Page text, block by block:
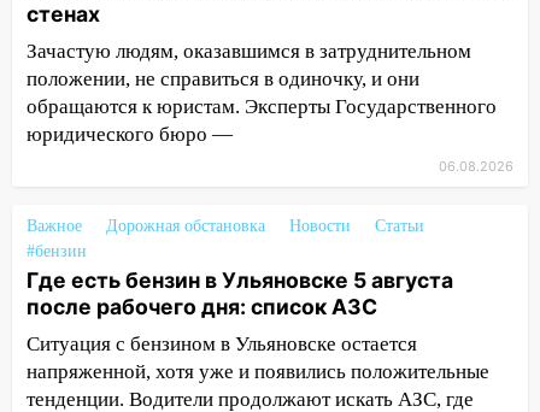
покровительство
15:32 На «кольце» кроссовер сбил 18-
летнего мопедиста
15:00 В Ульяновске после тройного ДТП
госпитализировали 25-летнего байкера
надвигается жара
14:08
Пешеход переходил по «зебре»:
подробности серьезной аварии на
Фруктовой
13:30 В Димитровграде на улице
Трудовой горело здание
стенах
Зачастую людям, оказавшимся в затруднительном
положении, не справиться в одиночку, и они
обращаются к юристам. Эксперты Государственного
юридического бюро —
06.08.2026
Важное Дорожная обстановка Новости
Статьи
#бензин
Где есть бензин в Ульяновске 5 августа
после рабочего дня: список АЗС
Ситуация с бензином в Ульяновске остается
напряженной, хотя уже и появились положительные
тенденции. Водители продолжают искать АЗС, где